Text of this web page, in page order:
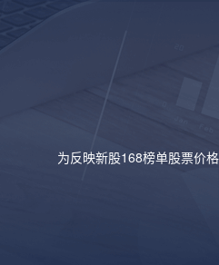
为反映新股168榜单股票价